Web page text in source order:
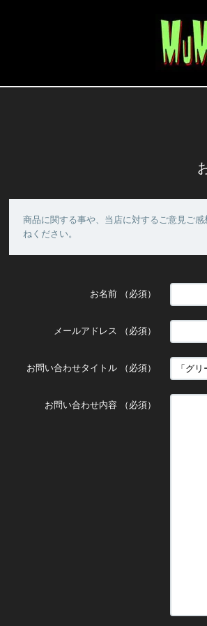
商品に関する事や、当店に対するご意見ご
ねください。
お名前 （必須）
メールアドレス （必須）
お問い合わせタイトル （必須）
お問い合わせ内容 （必須）